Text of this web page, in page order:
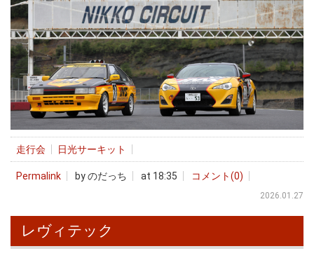
走行会 日光サーキット
Permalink by のだっち at 18:35 コメント(0)
2026.01.27
レヴィテック